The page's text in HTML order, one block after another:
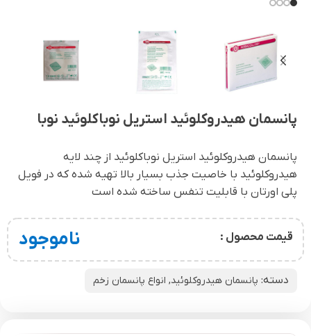
پانسمان هیدروکلوئید استریل نوباکلوئید نوبا
پانسمان هیدروکلوئید استریل نوباکلوئید از چند لایه
هیدروکلوئید با خاصیت جذب بسیار بالا تهیه شده که در فویل
پلی اورتان با قابلیت تنفس ساخته شده است
قیمت محصول : ناموجود
دسته: پانسمان هیدروکلوئید, انواع پانسمان زخم